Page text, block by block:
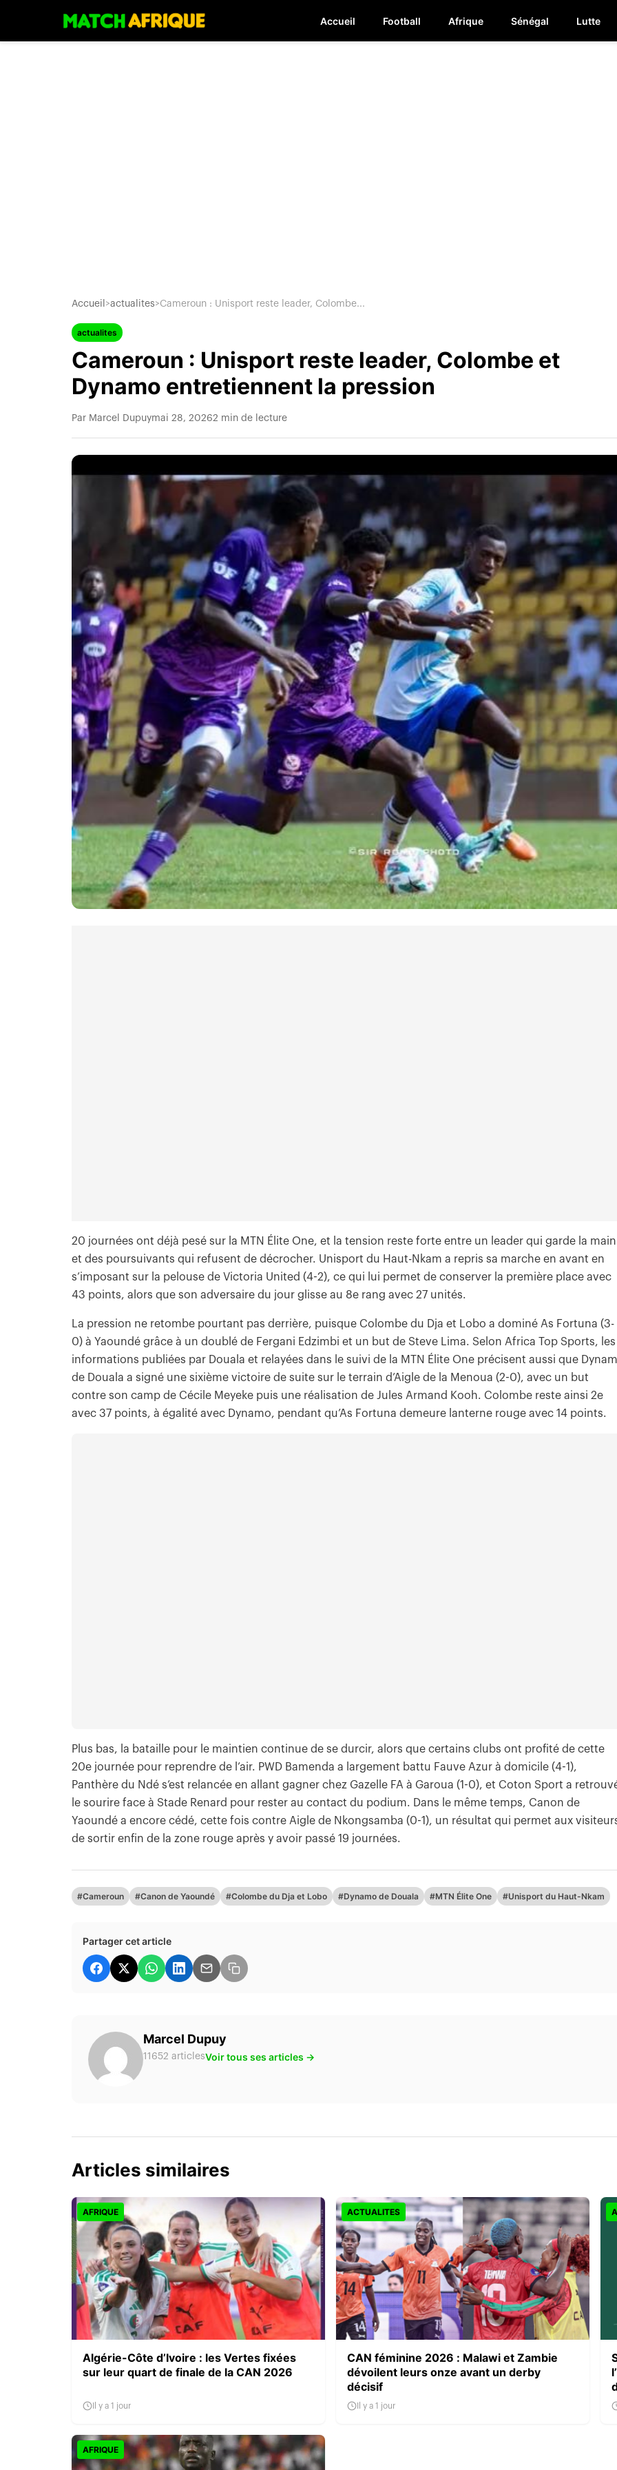
Accueil Football Afrique Sénégal Lutte
Accueil >actualites>Cameroun : Unisport reste leader, Colombe...
actualites
Cameroun : Unisport reste leader, Colombe et
Dynamo entretiennent la pression
Par Marcel Dupuymai 28, 20262 min de lecture
20 journées ont déjà pesé sur la MTN Élite One, et la tension reste forte entre un leader qui garde la main
et des poursuivants qui refusent de décrocher. Unisport du Haut-Nkam a repris sa marche en avant en
s’imposant sur la pelouse de Victoria United (4-2), ce qui lui permet de conserver la première place avec
43 points, alors que son adversaire du jour glisse au 8e rang avec 27 unités.
La pression ne retombe pourtant pas derrière, puisque Colombe du Dja et Lobo a dominé As Fortuna (3-
0) à Yaoundé grâce à un doublé de Fergani Edzimbi et un but de Steve Lima. Selon Africa Top Sports, les
informations publiées par Douala et relayées dans le suivi de la MTN Élite One précisent aussi que
de Douala a signé une sixième victoire de suite sur le terrain d’Aigle de la Menoua (2-0), avec un but
contre son camp de Cécile Meyeke puis une réalisation de Jules Armand Kooh. Colombe reste ainsi 2e
avec 37 points, à égalité avec Dynamo, pendant qu’As Fortuna demeure lanterne rouge avec 14 points.
Plus bas, la bataille pour le maintien continue de se durcir, alors que certains clubs ont profité de cette
20e journée pour reprendre de l’air. PWD Bamenda a largement battu Fauve Azur à domicile (4-1),
Panthère du Ndé s’est relancée en allant gagner chez Gazelle FA à Garoua (1-0), et Coton Sport a
le sourire face à Stade Renard pour rester au contact du podium. Dans le même temps, Canon de
Yaoundé a encore cédé, cette fois contre Aigle de Nkongsamba (0-1), un résultat qui permet aux
de sortir enfin de la zone rouge après y avoir passé 19 journées.
#Cameroun #Canon de Yaoundé #Colombe du Dja et Lobo #Dynamo de Douala #MTN Élite One #Unisport du Haut-Nkam
Partager cet article
Marcel Dupuy
11652 articlesVoir tous ses articles →
Articles similaires
AFRIQUE
Algérie-Côte d’Ivoire : les Vertes fixées
sur leur quart de finale de la CAN 2026
Il y a 1 jour
ACTUALITES
CAN féminine 2026 : Malawi et Zambie
dévoilent leurs onze avant un derby
décisif
Il y a 1 jour
AFRIQUE